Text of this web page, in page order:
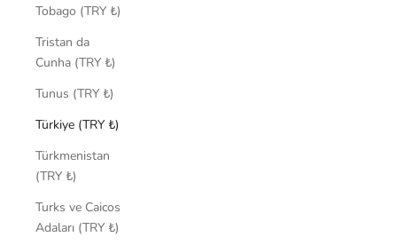
Tobago (TRY ₺)
Tristan da
Cunha (TRY ₺)
Tunus (TRY ₺)
Türkiye (TRY ₺)
Türkmenistan
(TRY ₺)
Turks ve Caicos
Adaları (TRY ₺)